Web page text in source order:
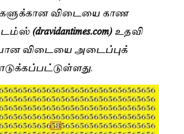
விடையை காண
(dravidantimes.com)உதவி
விடையை அடைப்புக்